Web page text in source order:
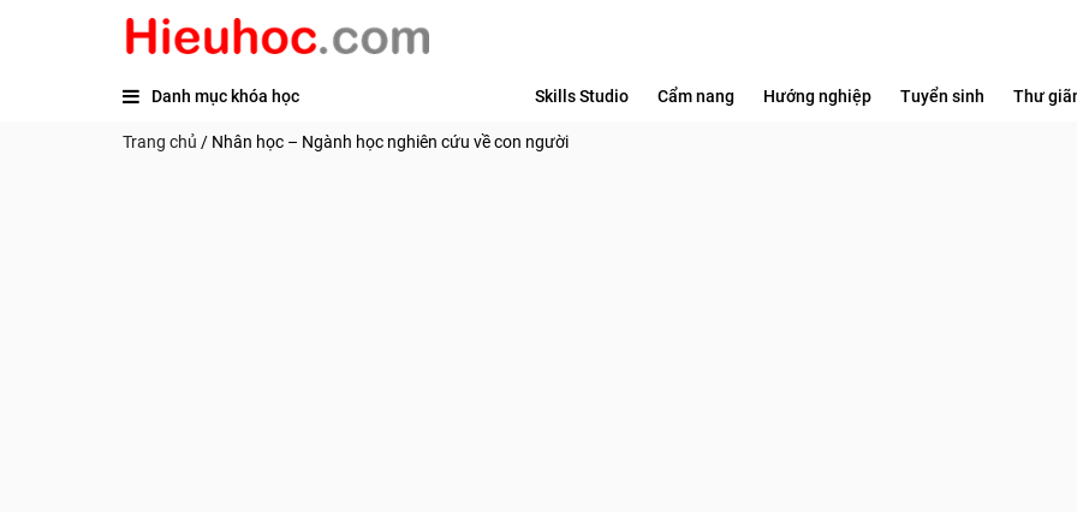
Danh mục khóa học Skills Studio Cẩm nang Hướng nghiệp Tuyển sinh Thư
Trang chủ / Nhân học – Ngành học nghiên cứu về con người